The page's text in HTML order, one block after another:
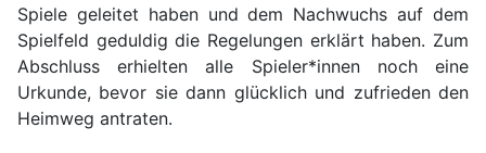
Spiele geleitet haben und dem Nachwuchs auf dem
Spielfeld geduldig die Regelungen erklärt haben. Zum
Abschluss erhielten alle Spieler*innen noch eine
Urkunde, bevor sie dann glücklich und zufrieden den
Heimweg antraten.